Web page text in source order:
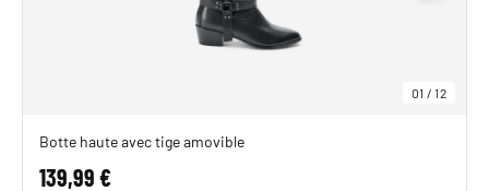
01 /12
Botte haute avec tige amovible
139,99 €